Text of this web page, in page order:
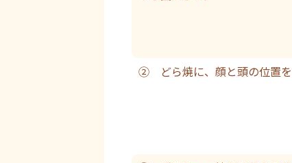
② どら焼に、顔と頭の位置を